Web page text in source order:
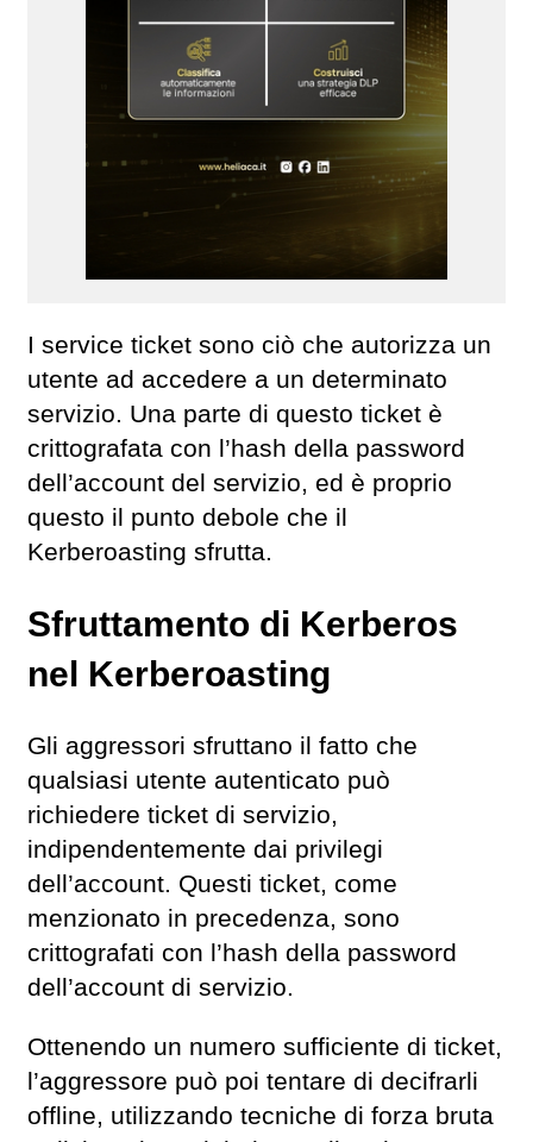
I service ticket sono ciò che autorizza un
utente ad accedere a un determinato
servizio. Una parte di questo ticket è
crittografata con l’hash della password
dell’account del servizio, ed è proprio
questo il punto debole che il
Kerberoasting sfrutta.
Sfruttamento di Kerberos
nel Kerberoasting
Gli aggressori sfruttano il fatto che
qualsiasi utente autenticato può
richiedere ticket di servizio,
indipendentemente dai privilegi
dell’account. Questi ticket, come
menzionato in precedenza, sono
crittografati con l’hash della password
dell’account di servizio.
Ottenendo un numero sufficiente di ticket,
l’aggressore può poi tentare di decifrarli
offline, utilizzando tecniche di forza bruta